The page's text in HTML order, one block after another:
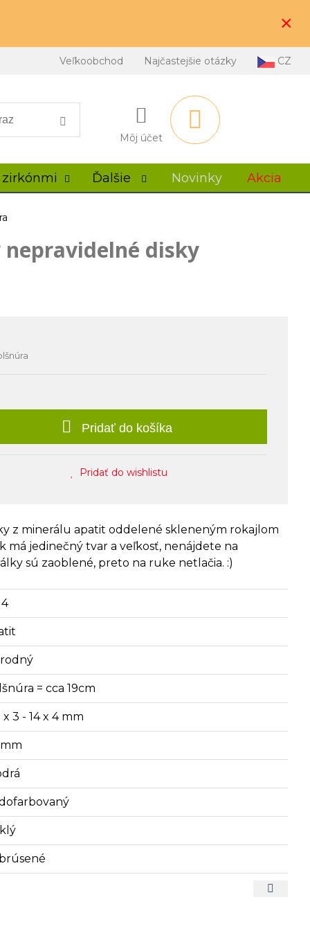
×
Veľkoobchod Najčastejšie otázky CZ
Môj účet
Ďalšie Novinky Akcia
disky
Pridať do košíka
Pridať do wishlistu
z minerálu apatit oddelené skleneným rokajlom
má jedinečný tvar a veľkosť, nenájdete na
sú zaoblené, preto na ruke netlačia. :)
= cca 19cm
x 3 - 14 x 4 mm
mm